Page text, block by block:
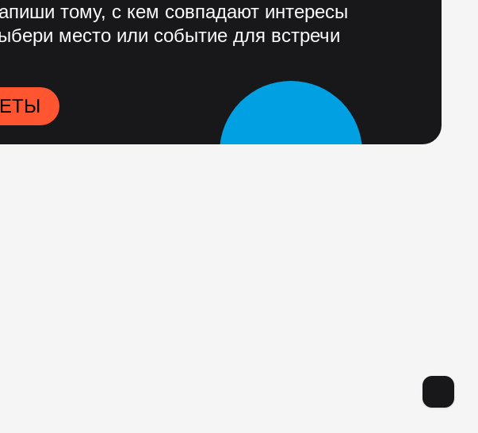
тому, с кем совпадают интересы
место или событие для встречи